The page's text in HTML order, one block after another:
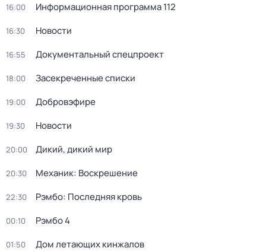
16:00 Информационная программа 112
16:30 Новости
16:55 Документальный спецпроект
18:00 Заcекрeченные списки
19:00 Добровэфире
19:30 Новости
20:00 Дикий, дикий мир
20:30 Механик: Воскрешение
22:30 Рэмбо: Последняя кровь
00:10 Рэмбо 4
01:50 Дом летающих кинжалов